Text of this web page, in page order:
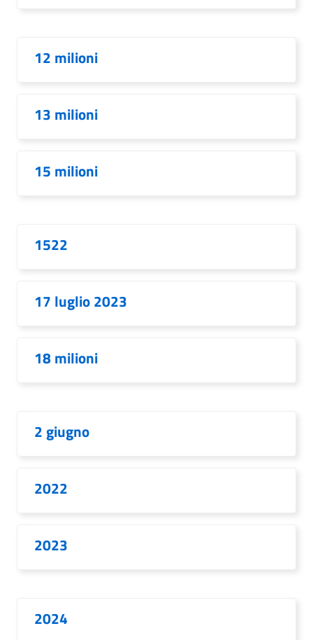
12 milioni
13 milioni
15 milioni
1522
17 luglio 2023
18 milioni
2 giugno
2022
2023
2024